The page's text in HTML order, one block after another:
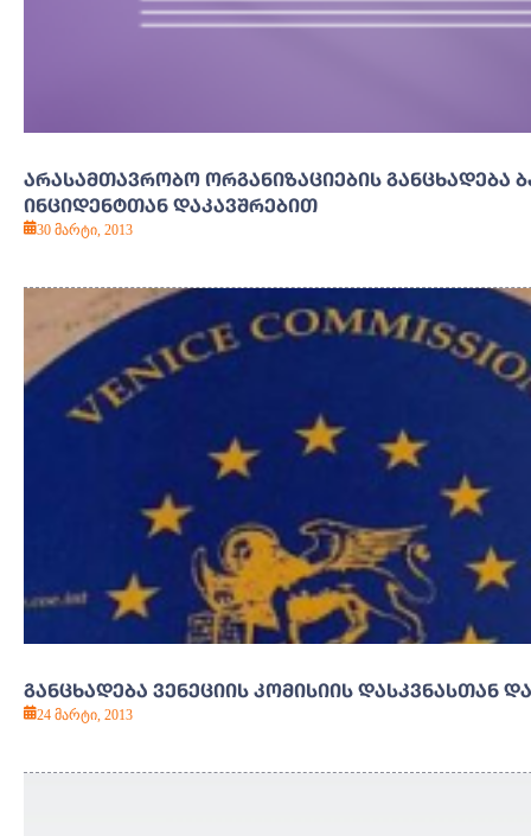
ᲐᲠᲐᲡᲐᲛᲗᲐᲕᲠᲝᲑᲝ ᲝᲠᲒᲐᲜᲘᲖᲐᲪᲘᲔᲑᲘᲡ ᲒᲐᲜᲪᲮᲐᲓᲔᲑᲐ
ᲘᲜᲪᲘᲓᲔᲜᲢᲗᲐᲜ ᲓᲐᲙᲐᲕᲨᲠᲔᲑᲘᲗ
30 მარტი, 2013
ᲒᲐᲜᲪᲮᲐᲓᲔᲑᲐ ᲕᲔᲜᲔᲪᲘᲘᲡ ᲙᲝᲛᲘᲡᲘᲘᲡ ᲓᲐᲡᲙᲕᲜᲐᲡᲗᲐᲜ
24 მარტი, 2013